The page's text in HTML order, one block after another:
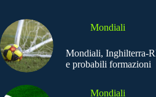
Mondiali
Mondiali, Inghilterra-
e probabili formazioni
Mondiali